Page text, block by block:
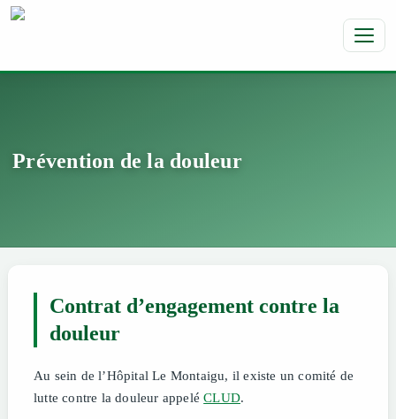
Prévention de la douleur
Contrat d’engagement contre la
douleur
Au sein de l’Hôpital Le Montaigu, il existe un comité de
lutte contre la douleur appeléCLUD.